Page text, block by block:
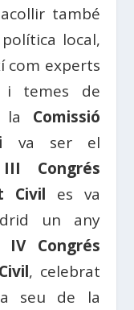
també
local,
com experts
i temes de
la Comissió
va ser el
III Congrés
Civil es va
un any
IV Congrés
, celebrat
seu de la